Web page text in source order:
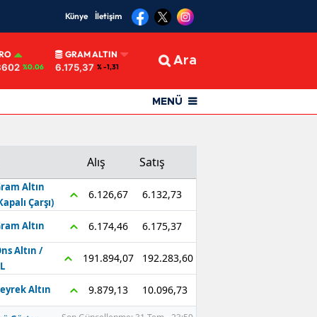
Künye İletişim
%0.06
GRAM ALTIN
6.175,37 % -1,31 Ara
MENÜ
Alış Satış
Altın
Çarşı)
6.126,67 6.132,73
Altın 6.174,46 6.175,37
Altın /
191.894,07 192.283,60
Altın 9.879,13 10.096,73